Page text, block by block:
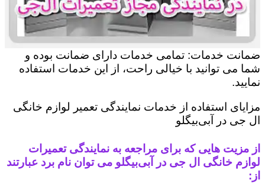
ضمانت خدمات: تمامی خدمات دارای ضمانت بوده و
شما می توانید با خیالی راحت، از این خدمات استفاده
نمایید.
مزایای استفاده از خدمات نمایندگی تعمیر لوازم خانگی
ال جی در آبی‌بیگلو
از مزیت هایی که برای مراجعه به نمایندگی تعمیرات
لوازم خانگی ال جی در آبی‌بیگلو می توان نام برد عبارتند
از: